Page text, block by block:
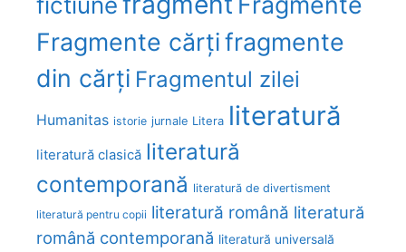
Fragmente cărțifragmente
din cărți Fragmentul zilei
Humanitas istorie jurnale Litera literatură
literatură clasică literatură
contemporană literatură de divertisment
literatură pentru copii literatură română literatură
română contemporană literatură universală